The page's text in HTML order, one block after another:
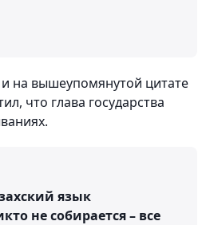
и на вышеупомянутой цитате
что глава государства
язык
не собирается – все